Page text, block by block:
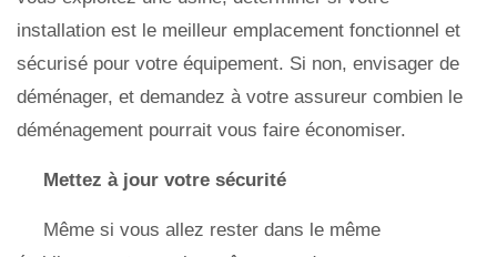
installation est le meilleur emplacement fonctionnel et
sécurisé pour votre équipement. Si non, envisager de
déménager, et demandez à votre assureur combien le
déménagement pourrait vous faire économiser.
Mettez à jour votre sécurité
Même si vous allez rester dans le même